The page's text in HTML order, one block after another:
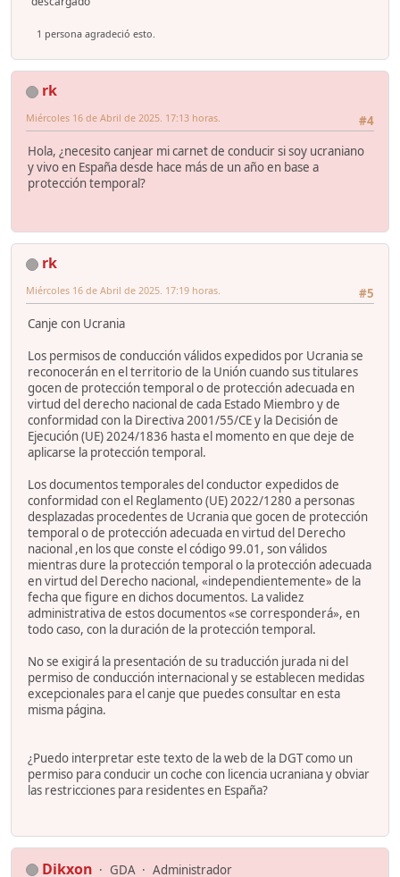
1 persona agradeció esto.
rk
#4
Miércoles 16 de Abril de 2025. 17:13 horas.
Hola, ¿necesito canjear mi carnet de conducir si soy ucraniano
y vivo en España desde hace más de un año en base a
protección temporal?
rk
#5
Miércoles 16 de Abril de 2025. 17:19 horas.
Canje con Ucrania
Los permisos de conducción válidos expedidos por Ucrania se
reconocerán en el territorio de la Unión cuando sus titulares
gocen de protección temporal o de protección adecuada en
virtud del derecho nacional de cada Estado Miembro y de
conformidad con la Directiva 2001/55/CE y la Decisión de
Ejecución (UE) 2024/1836 hasta el momento en que deje de
aplicarse la protección temporal.
Los documentos temporales del conductor expedidos de
conformidad con el Reglamento (UE) 2022/1280 a personas
desplazadas procedentes de Ucrania que gocen de protección
temporal o de protección adecuada en virtud del Derecho
nacional ,en los que conste el código 99.01, son válidos
mientras dure la protección temporal o la protección adecuada
en virtud del Derecho nacional, «independientemente» de la
fecha que figure en dichos documentos. La validez
administrativa de estos documentos «se corresponderá», en
todo caso, con la duración de la protección temporal.
No se exigirá la presentación de su traducción jurada ni del
permiso de conducción internacional y se establecen medidas
excepcionales para el canje que puedes consultar en esta
misma página.
¿Puedo interpretar este texto de la web de la DGT como un
permiso para conducir un coche con licencia ucraniana y obviar
las restricciones para residentes en España?
Dikxon GDA
Administrador